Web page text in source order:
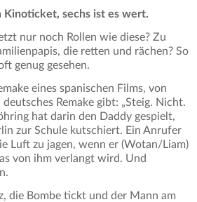
Kinoticket, sechs ist es wert.
nur noch Rollen wie diese? Zu
die retten und rächen? So
genug gesehen.
eines spanischen Films, von
Remake gibt: „Steig. Nicht.
hat darin den Daddy gespielt,
zur Schule kutschiert. Ein Anrufer
Luft zu jagen, wenn er (Wotan/Liam)
von ihm verlangt wird. Und
die Bombe tickt und der Mann am